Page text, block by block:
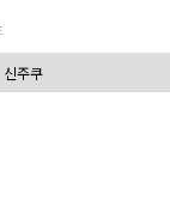
신주쿠